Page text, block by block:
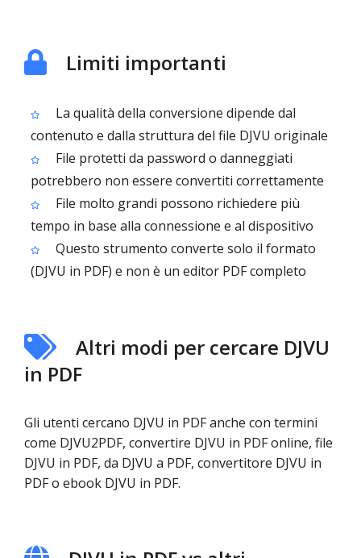
Limiti importanti
La qualità della conversione dipende dal
contenuto e dalla struttura del file DJVU originale
File protetti da password o danneggiati
potrebbero non essere convertiti correttamente
File molto grandi possono richiedere più
tempo in base alla connessione e al dispositivo
Questo strumento converte solo il formato
(DJVU in PDF) e non è un editor PDF completo
Altri modi per cercare DJVU
in PDF
Gli utenti cercano DJVU in PDF anche con termini
come DJVU2PDF, convertire DJVU in PDF online, file
DJVU in PDF, da DJVU a PDF, convertitore DJVU in
PDF o ebook DJVU in PDF.